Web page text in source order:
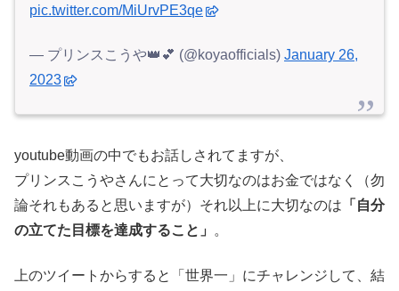
pic.twitter.com/MiUrvPE3qe
— プリンスこうや👑💕 (@koyaofficials) January 26,
2023
youtube動画の中でもお話しされてますが、
プリンスこうやさんにとって大切なのはお金ではなく（勿
論それもあると思いますが）それ以上に大切なのは 「自分
の立てた目標を達成すること」 。
上のツイートからすると「世界一」にチャレンジして、結